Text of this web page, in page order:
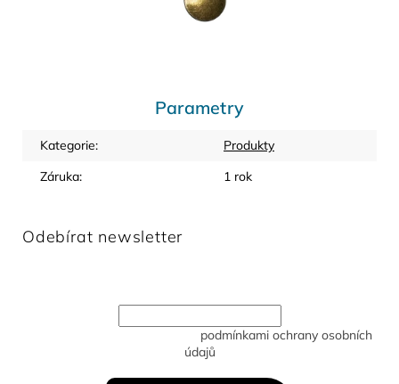
Parametry
Kategorie:
Produkty
Záruka: 1 rok
Odebírat newsletter
podmínkami ochrany osobních
údajů